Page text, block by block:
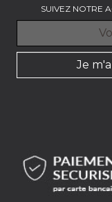
SUIVEZ NOTRE
Je